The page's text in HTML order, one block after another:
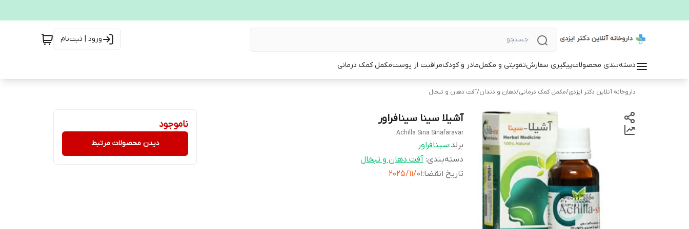
ورود | ثبت‌نام
دسته‌بندی محصولاتپیگیری سفارشتقویتی و مکملمادر و کودکمراقبت از پوستمکمل کمک درمانی
داروخانه آنلاین دکتر ایزدی/مکمل کمک درمانی/دهان و دندان/آفت دهان و تبخال
آشیلا سینا سینافراور
Achilla Sina Sinafaravar
برند:سینافراور
دسته‌بندی: آفت دهان و تبخال
تاریخ انقضا:
2025/11/01
ناموجود
دیدن محصولات مرتبط